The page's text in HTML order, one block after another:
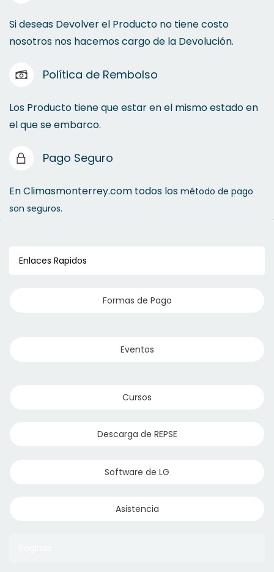
Si deseas Devolver el Producto no tiene costo
nosotros nos hacemos cargo de la Devolución.
Política de Rembolso
Los Producto tiene que estar en el mismo estado en
el que se embarco.
Pago Seguro
En Climasmonterrey.com todos los método de pago
son seguros.
Enlaces Rapidos
Formas de Pago
Eventos
Cursos
Descarga de REPSE
Software de LG
Asistencia